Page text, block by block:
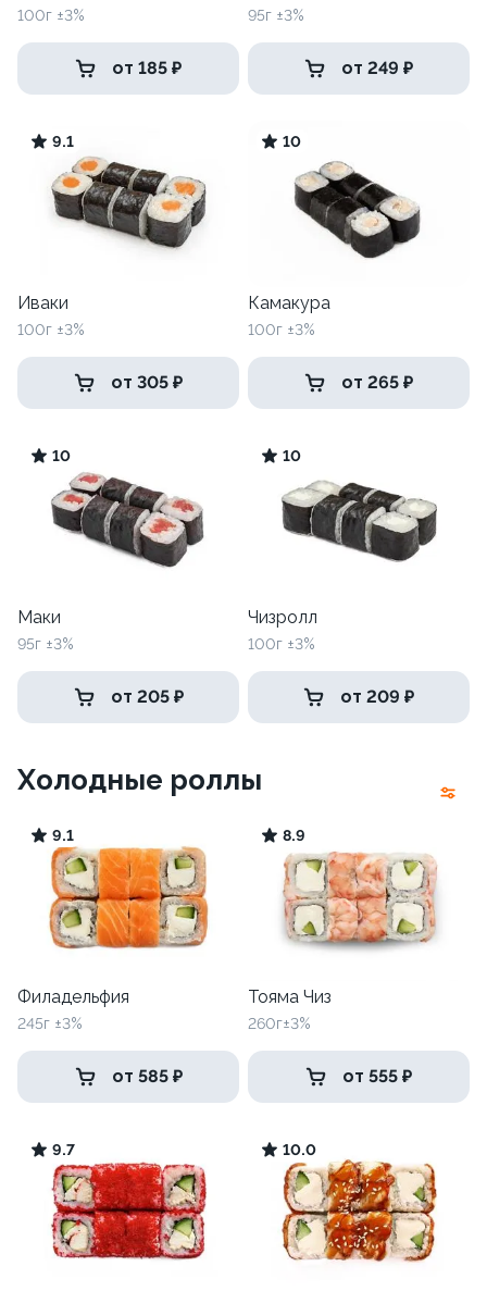
100г ±3%
от 185 ₽
95г ±3%
от 249 ₽
9.1
Иваки
100г ±3%
от 305 ₽
10
Камакура
100г ±3%
от 265 ₽
10
Маки
95г ±3%
от 205 ₽
10
Чизролл
100г ±3%
от 209 ₽
Холодные роллы
9.1
Филадельфия
245г ±3%
от 585 ₽
8.9
Тояма Чиз
260г±3%
от 555 ₽
9.7 10.0